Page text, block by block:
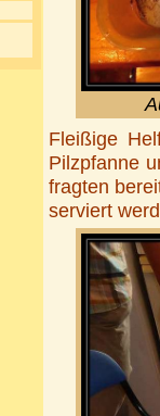
Fleißige
Pilzpfanne
fragten
serviert